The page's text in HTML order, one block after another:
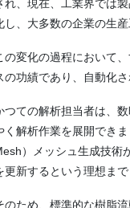
れ、現在、工業界では
し、大多数の企業の生
の変化の過程において
の功績であり、自動化
つての解析担当者は、
く解析作業を展開でき
）メッシュ生成技術
更新するという理想ま
のため、標準的な樹脂